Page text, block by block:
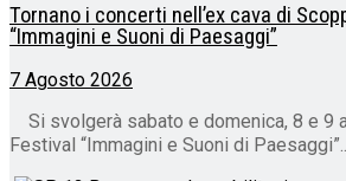
Tornano i concerti nell’ex cava di
“Immagini e Suoni di Paesaggi”
7 Agosto 2026
Si svolgerà sabato e domenica, 8 e 9
Festival “Immagini e Suoni di